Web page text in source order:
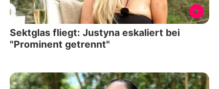
Sektglas fliegt: Justyna eskaliert bei
"Prominent getrennt"